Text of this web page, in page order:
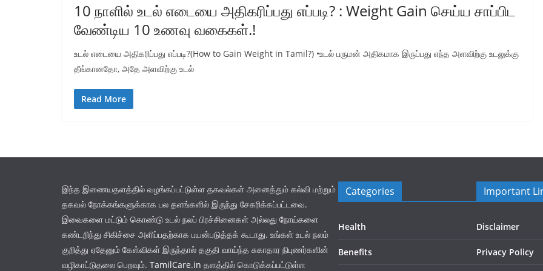
10 நாளில் உடல் எடையை அதிகரிப்பது எப்படி? : Weight Gain செய்ய சாப்பிட
வேண்டிய 10 உணவு வகைகள்.!
உடல் எடையை அதிகரிப்பது எப்படி?(How to Gain Weight in Tamil?) •உடல் பருமன் அதிகமாக இருப்பது எந்த அளவிற்கு உடலுக்கு
தீங்கானதோ, அதே அளவிற்கு உடல்
Read More
இந்த இணையதளத்தில் வழங்கப்பட்டுள்ள தகவல்கள் அனைத்தும் கல்வி மற்றும்
தகவல் நோக்கங்களுக்காக பல தளங்களில் இருந்து சேகரிக்கப்பட்டவை.
இவைகளை மட்டும் கொண்டு உடல் நலப் பிரச்சினைகள் அல்லது நோய்களை
கண்டறிந்து சிகிச்சை அளிப்பதற்காக பயன்படுத்தக் கூடாது. உங்கள் உடல் நலம்
குறித்து ஏதேனும் கேள்விகள் இருந்தால் தகுதி வாய்ந்த சுகாதார நிபுணர்களின்
வழிகாட்டுதலை பெறவும். TamilCare.in தளத்தில் கொடுக்கப்பட்டுள்ள
Categories
Health
Benefits
Important
Disclaimer
Privacy Policy